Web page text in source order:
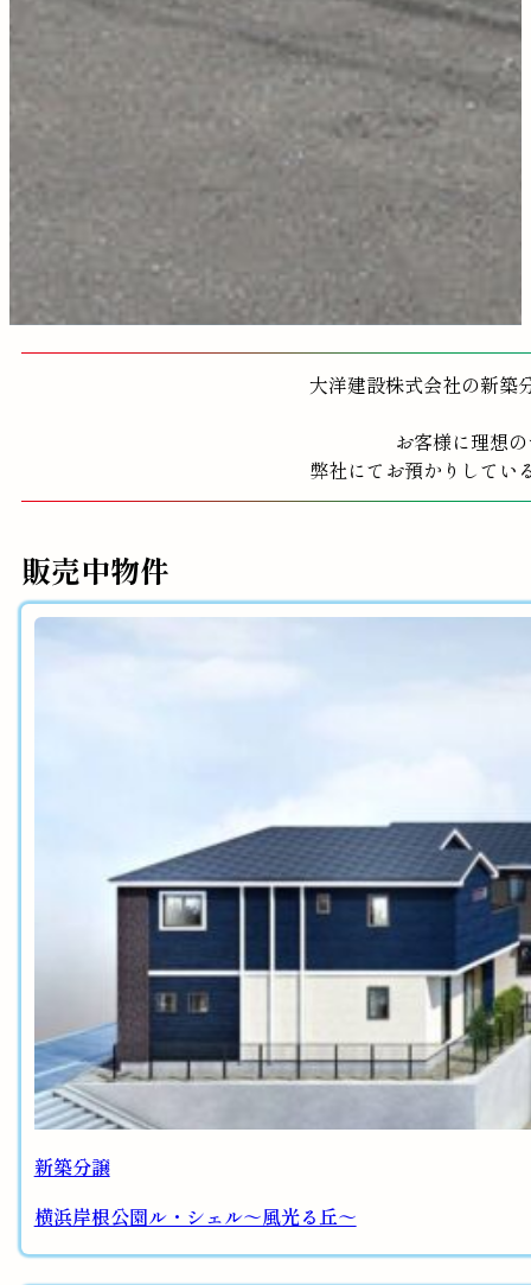
大洋建設株式会社の新築
お客様に理想
弊社にてお預かりしてい
販売中物件
新築分譲
横浜岸根公園ル・シェル～風光る丘～